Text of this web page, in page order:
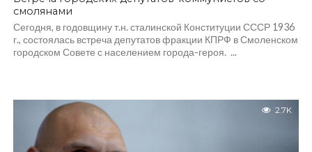
смолянами
Сегодня, в годовщину т.н. сталинской Конституции СССР 1936
г., состоялась встреча депутатов фракции КПРФ в Смоленском
городском Совете с населением города-героя. ...
2.7K